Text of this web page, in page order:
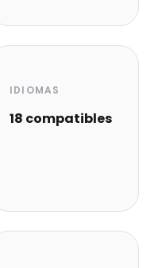
IDIOMAS
18 compatibles